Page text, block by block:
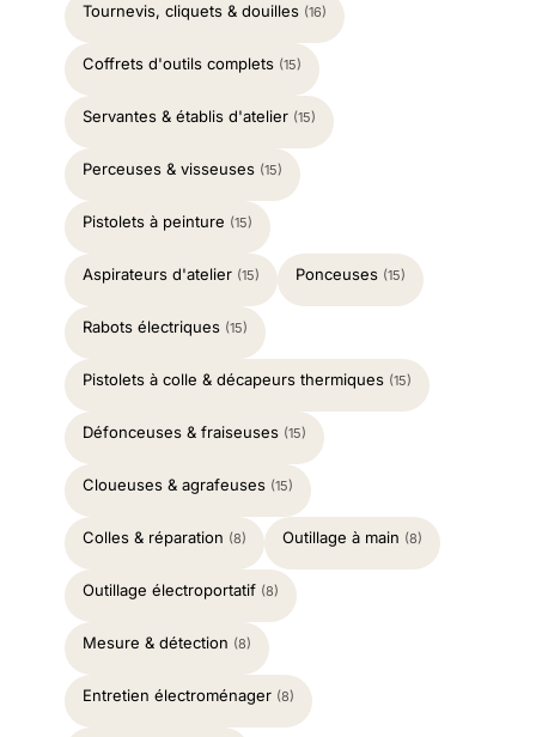
Tournevis, cliquets & douilles (16)
Coffrets d'outils complets (15)
Servantes & établis d'atelier (15)
Perceuses & visseuses (15)
Pistolets à peinture (15)
Aspirateurs d'atelier (15) Ponceuses (15)
Rabots électriques (15)
Pistolets à colle & décapeurs thermiques (15)
Défonceuses & fraiseuses (15)
Cloueuses & agrafeuses (15)
Colles & réparation (8) Outillage à main (8)
Outillage électroportatif (8)
Mesure & détection (8)
Entretien électroménager (8)